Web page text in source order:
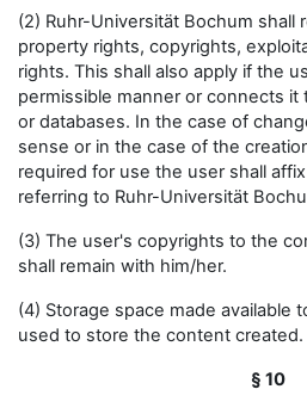
(2) Ruhr-Universität Bochum shall
property rights, copyrights,
rights. This shall also apply if the
permissible manner or connects
or databases. In the case of
sense or in the case of the
required for use the user shall
referring to Ruhr-Universität
(3) The user's copyrights to the
shall remain with him/her.
(4) Storage space made available
used to store the content created.
§ 10